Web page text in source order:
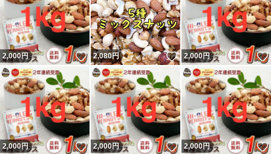
2,000円 いいね！
2,080円 いいね！
2,000円
2,000円 いいね！
2,000円 いいね！
2,000円